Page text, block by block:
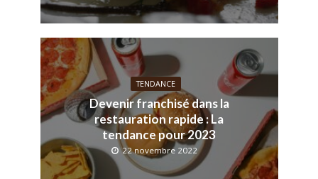
TENDANCE
Devenir franchisé dans la
restauration rapide : La
tendance pour 2023
22 novembre 2022